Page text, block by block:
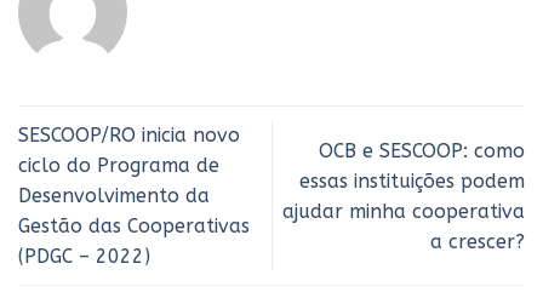
SESCOOP/RO inicia novo
ciclo do Programa de
Desenvolvimento da
Gestão das Cooperativas
(PDGC – 2022)
OCB e SESCOOP: como
essas instituições podem
ajudar minha cooperativa
a crescer?